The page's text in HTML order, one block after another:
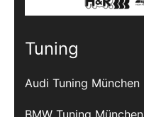
Tuning
Audi Tuning München